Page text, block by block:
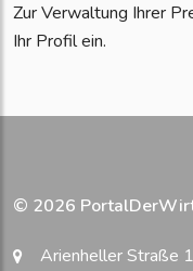
Zur Verwaltung Ihrer
Ihr Profil ein.
© 2026
Arienheller Straße